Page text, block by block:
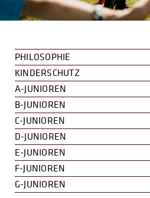
PHILOSOPHIE
KINDERSCHUTZ
A-JUNIOREN
B-JUNIOREN
C-JUNIOREN
D-JUNIOREN
E-JUNIOREN
F-JUNIOREN
G-JUNIOREN